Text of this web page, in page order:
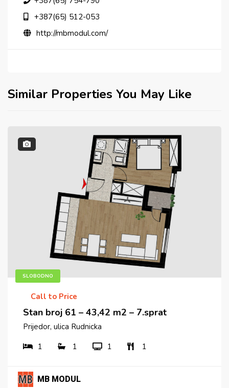
+387(65) 512-053
http://mbmodul.com/
Similar Properties You May Like
SLOBODNO
Call to Price
Stan broj 61 – 43,42 m2 – 7.sprat
Prijedor, ulica Rudnicka
1
1 1 1
MB MODUL